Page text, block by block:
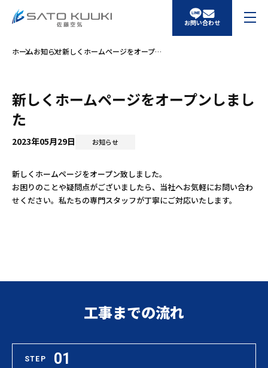
お問い合わせ
ホームお知らせ 新しくホームページをオープンしました
新しくホームページをオープンしまし
た
2023年05月29日 お知らせ
新しくホームページをオープン致しました。
お困りのことや疑問点がございましたら、当社へお気軽にお問い合わ
せください。私たちの専門スタッフが丁寧にご対応いたします。
工事までの流れ
STEP 01